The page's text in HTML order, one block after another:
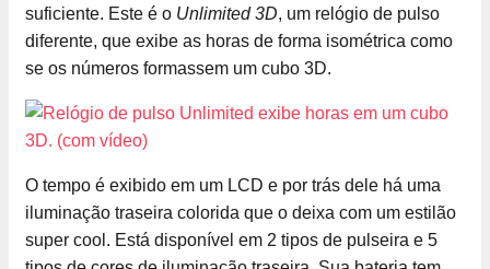
suficiente. Este é o Unlimited 3D, um relógio de pulso
diferente, que exibe as horas de forma isométrica como
se os números formassem um cubo 3D.
O tempo é exibido em um LCD e por trás dele há uma
iluminação traseira colorida que o deixa com um estilão
super cool. Está disponível em 2 tipos de pulseira e 5